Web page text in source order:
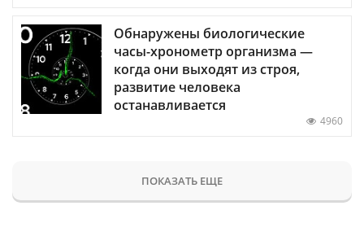
Обнаружены биологические
часы-хронометр организма —
когда они выходят из строя,
развитие человека
останавливается
4960
ПОКАЗАТЬ ЕЩЕ